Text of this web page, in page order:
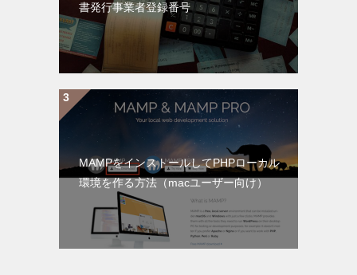
書発行事業者登録番号
MAMPをインストールしてPHPローカル
環境を作る方法（macユーザー向け）